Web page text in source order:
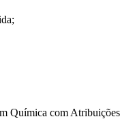
Química com